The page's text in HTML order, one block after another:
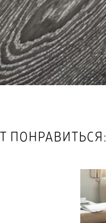
ПОНРАВИТЬСЯ: